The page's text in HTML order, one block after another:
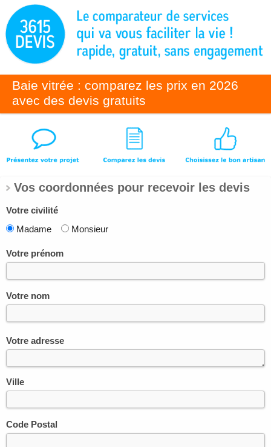
Baie vitrée : comparez les prix en 2026
avec des devis gratuits
Vos coordonnées pour recevoir les devis
Votre civilité
Madame
Monsieur
Votre prénom
Votre nom
Votre adresse
Ville
Code Postal